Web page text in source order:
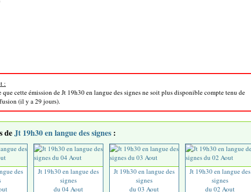
:
que cette émission de Jt 19h30 en langue des signes ne soit plus disponible compte tenu de
(il y a 29 jours).
deJt 19h30 en langue des signes :
des
Jt 19h30 en langue des
signes
du 04 Aout
Jt 19h30 en langue des
signes
du 03 Aout
Jt 19h30 en langue des
signes
du 02 Aout